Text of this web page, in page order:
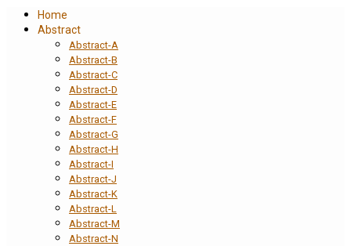
Home
Abstract
Abstract-A
Abstract-B
Abstract-C
Abstract-D
Abstract-E
Abstract-F
Abstract-G
Abstract-H
Abstract-I
Abstract-J
Abstract-K
Abstract-L
Abstract-M
Abstract-N